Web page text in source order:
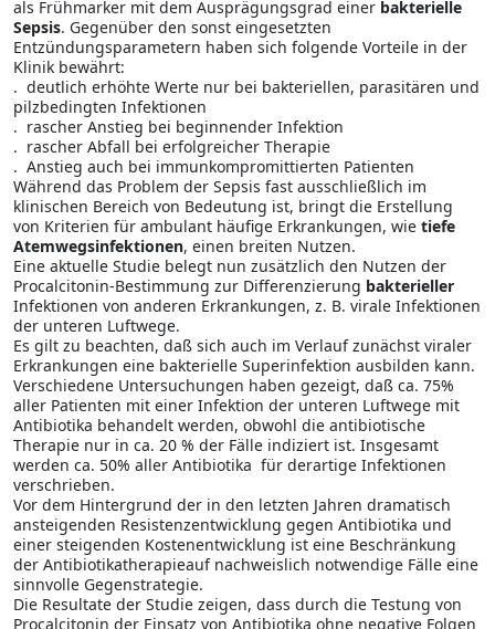
als Frühmarker mit dem Ausprägungsgrad einer bakterielle
Sepsis. Gegen­über den sonst eingesetzten
Entzündungsparametern haben sich folgende Vorteile in der
Klinik bewährt:
. deutlich erhöhte Werte nur bei bakteriellen, parasitären und
pilzbedingten Infektionen
. rascher Anstieg bei beginnender Infektion
. rascher Abfall bei erfolgreicher Therapie
. Anstieg auch bei immunkompromittierten Patienten
Während das Problem der Sepsis fast ausschließlich im
klinischen Bereich von Bedeutung ist, bringt die Er­stellung
von Kriterien für ambulant häufige Erkrankungen, wie tiefe
Atemwegsinfektionen, einen breiten Nutzen.
Eine aktuelle Studie belegt nun zusätzlich den Nutzen der
Procalcitonin-Bestimmung zur Differenzierung bakterieller
Infektionen von anderen Erkrankungen, z. B. virale Infektionen
der unteren Luft­wege.
Es gilt zu beachten, daß sich auch im Verlauf zunächst viraler
Erkrankungen eine bakterielle Superinfektion ausbilden kann.
Verschiedene Untersuchungen haben gezeigt, daß ca. 75%
aller Patienten mit einer Infektion der unteren Luftwege mit
Antibiotika behandelt werden, obwohl die antibiotische
Therapie nur in ca. 20 % der Fälle indiziert ist. Insgesamt
werden ca. 50% aller Antibiotika für derartige Infektionen
verschrieben.
Vor dem Hintergrund der in den letzten Jahren dramatisch
ansteigenden Resistenzentwicklung gegen Antibio­tika und
einer steigenden Kostenentwicklung ist eine Beschränkung
der Antibiotikatherapieauf nachweislich notwendige Fälle eine
sinnvolle Gegenstrategie.
Die Resultate der Studie zeigen, dass durch die Testung von
Procalcitonin der Einsatz von Antibiotika ohne negative Folgen